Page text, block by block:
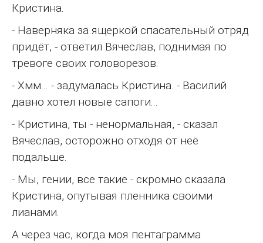
Кристина.
- Наверняка за ящеркой спасательный отряд
придёт, - ответил Вячеслав, поднимая по
тревоге своих головорезов.
- Хмм... - задумалась Кристина. - Василий
давно хотел новые сапоги...
- Кристина, ты - ненормальная, - сказал
Вячеслав, осторожно отходя от неё
подальше.
- Мы, гении, все такие - скромно сказала
Кристина, опутывая пленника своими
лианами.
А через час, когда моя пентаграмма